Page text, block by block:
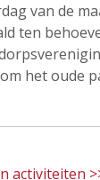
van de
ten
het oude
activiteiten